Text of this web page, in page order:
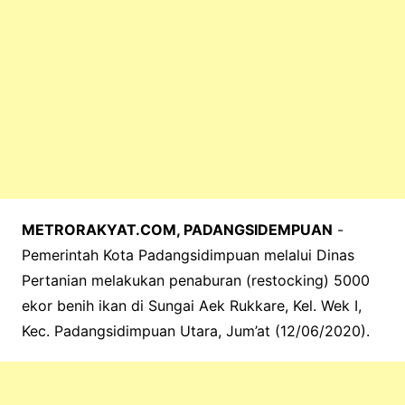
METRORAKYAT.COM, PADANGSIDEMPUAN -
Pemerintah Kota Padangsidimpuan melalui Dinas
Pertanian melakukan penaburan (restocking) 5000
ekor benih ikan di Sungai Aek Rukkare, Kel. Wek I,
Kec. Padangsidimpuan Utara, Jum’at (12/06/2020).